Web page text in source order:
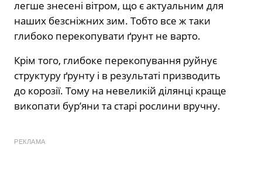
легше знесені вітром, що є актуальним для
наших безсніжних зим. Тобто все ж таки
глибоко перекопувати ґрунт не варто.
Крім того, глибоке перекопування руйнує
структуру ґрунту і в результаті призводить
до корозії. Тому на невеликій ділянці краще
викопати бур’яни та старі рослини вручну.
РЕКЛАМА